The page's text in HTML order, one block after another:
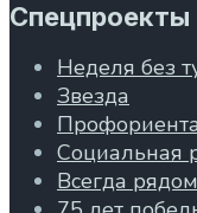
Спецпроекты
Неделя без
Звезда
Социальная
Всегда рядом